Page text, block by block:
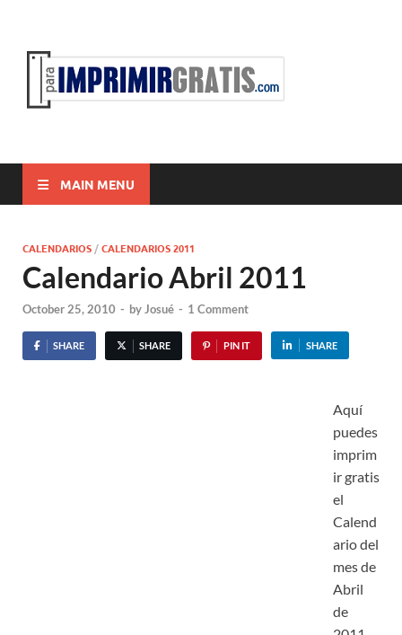
MAIN MENU
CALENDARIOS /CALENDARIOS 2011
Calendario Abril 2011
October 25, 2010 - byJosué - 1 Comment
SHARE SHARE PIN IT SHARE
Aquí
puedes
imprim
ir gratis
el
Calend
ario del
mes de
Abril
de